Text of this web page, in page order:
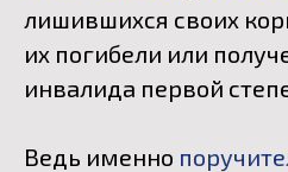
лишившихся своих
их погибели или
инвалида первой
Ведь именно